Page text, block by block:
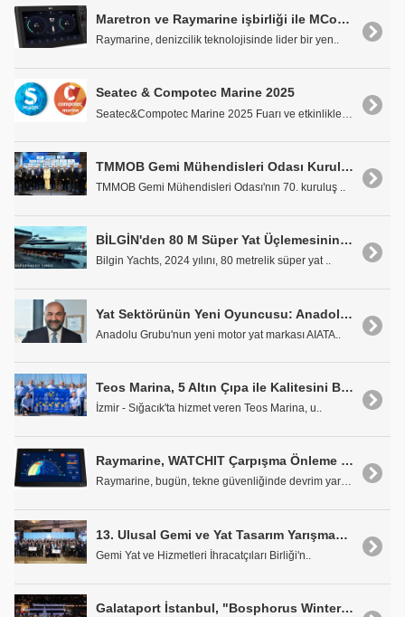
Maretron ve Raymarine işbirliği ile MConnect®, Raymarine Axiom Ekranlarına Entegre Edilecek
Raymarine, denizcilik teknolojisinde lider bir yen..
Seatec & Compotec Marine 2025
TMMOB Gemi Mühendisleri Odası Kuruluşunun 70. Yılını Kutladı
TMMOB Gemi Mühendisleri Odası'nın 70. kuruluş ..
BİLGİN'den 80 M Süper Yat Üçlemesinin Zirvesi Al Reem
Bilgin Yachts, 2024 yılını, 80 metrelik süper yat ..
Yat Sektörünün Yeni Oyuncusu: Anadolu Grubu'ndan AIATA
Anadolu Grubu'nun yeni motor yat markası AIATA..
Teos Marina, 5 Altın Çıpa ile Kalitesini Bir Kez Daha Tescilledi
İzmir - Sığacık'ta hizmet veren Teos Marina, u..
Raymarine, WATCHIT Çarpışma Önleme Sistemiyle İşbirliği Yapıyor
Raymarine, bugün, tekne güvenliğinde devrim yaratm..
13. Ulusal Gemi ve Yat Tasarım Yarışması Sonuçlandı
Gemi Yat ve Hizmetleri İhracatçıları Birliği'n..
Galataport İstanbul, "Bosphorus Winter" Konseptiyle Yeni Yılı Karşılayacak